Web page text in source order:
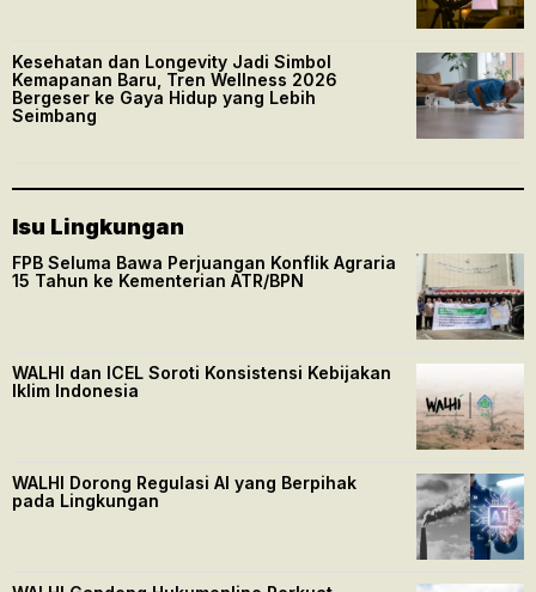
Kesehatan dan Longevity Jadi Simbol
Kemapanan Baru, Tren Wellness 2026
Bergeser ke Gaya Hidup yang Lebih
Seimbang
Isu Lingkungan
FPB Seluma Bawa Perjuangan Konflik Agraria
15 Tahun ke Kementerian ATR/BPN
WALHI dan ICEL Soroti Konsistensi Kebijakan
Iklim Indonesia
WALHI Dorong Regulasi AI yang Berpihak
pada Lingkungan